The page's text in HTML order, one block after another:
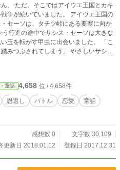
国とカキ
争が続いていました。 アイウエ王国の
セーソは、タチツ峠にある要塞に向か
玉を転がす甲虫に出会いました。 「こ
みつぶされてしまう」 やさしいサシス
あげたのです。 そして、要塞に
かれ、敵の大軍が王国に向かっていく
「ボクが助け
をした美しく可憐な
童話 4,658 位 / 4,658件
恩返し バトル 恋愛
童話
感想数 0
文字数 30,109
更新日 2018.01.12
登録日 2017.12.31